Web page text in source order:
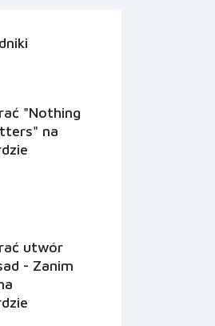
"Nothing
na
utwór
- Zanim